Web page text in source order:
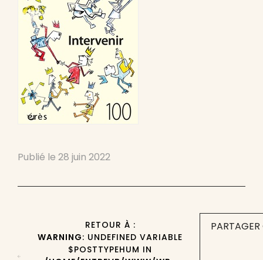
Publié le 28 juin 2022
RETOUR À :
WARNING: UNDEFINED VARIABLE
$POSTTYPEHUM IN